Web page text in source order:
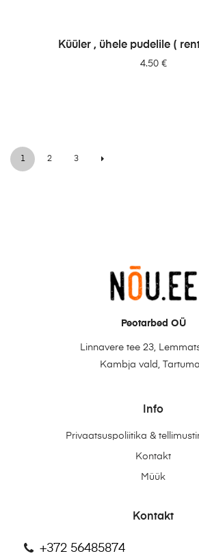
LISA PÄRINGUSSE
Küüler , ühele pudelile (
4.50 €
1 2 3
Peotarbed OÜ
Linnavere tee 23,
Kambja vald,
Info
Privaatsuspoliitika &
Kontakt
Müük
Kontakt
+372 56485874